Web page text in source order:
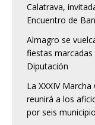
Calatrava,
Encuentro de
Almagro se
fiestas
Diputación
La XXXIV
reunirá a los
por seis